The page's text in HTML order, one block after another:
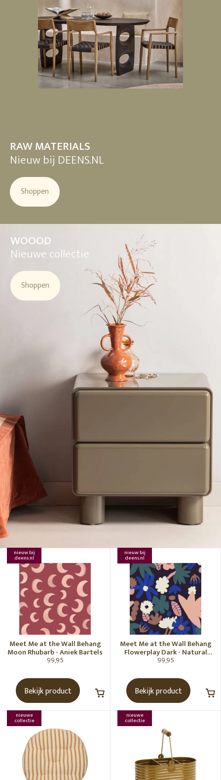
RAW MATERIALS
Nieuw bij DEENS.NL
Shoppen
WOOOD
Nieuwe collectie
Shoppen
nieuw bij
deens.nl
Meet Me at the Wall Behang
Moon Rhubarb - Aniek Bartels
99,95
Bekijk product
nieuw bij
deens.nl
Meet Me at the Wall Behang
Flowerplay Dark - Natural
Noord
99,95
Bekijk product
nieuwe
collectie
nieuwe
collectie